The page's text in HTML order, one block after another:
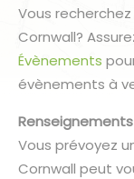
Vous
Cornwall?
Évènements
évènements à
Vous prévoyez
Cornwall peut